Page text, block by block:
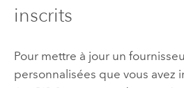
inscrits
Pour mettre à jour un
personnalisées que vous avez